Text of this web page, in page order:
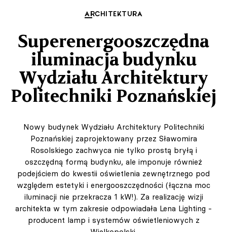
ARCHITEKTURA
Superenergooszczędna
iluminacja budynku
Wydziału Architektury
Politechniki Poznańskiej
Nowy budynek Wydziału Architektury Politechniki
Poznańskiej zaprojektowany przez Sławomira
Rosolskiego zachwyca nie tylko prostą bryłą i
oszczędną formą budynku, ale imponuje również
podejściem do kwestii oświetlenia zewnętrznego pod
względem estetyki i energooszczędności (łączna moc
iluminacji nie przekracza 1 kW!). Za realizację wizji
architekta w tym zakresie odpowiadała Lena Lighting -
producent lamp i systemów oświetleniowych z